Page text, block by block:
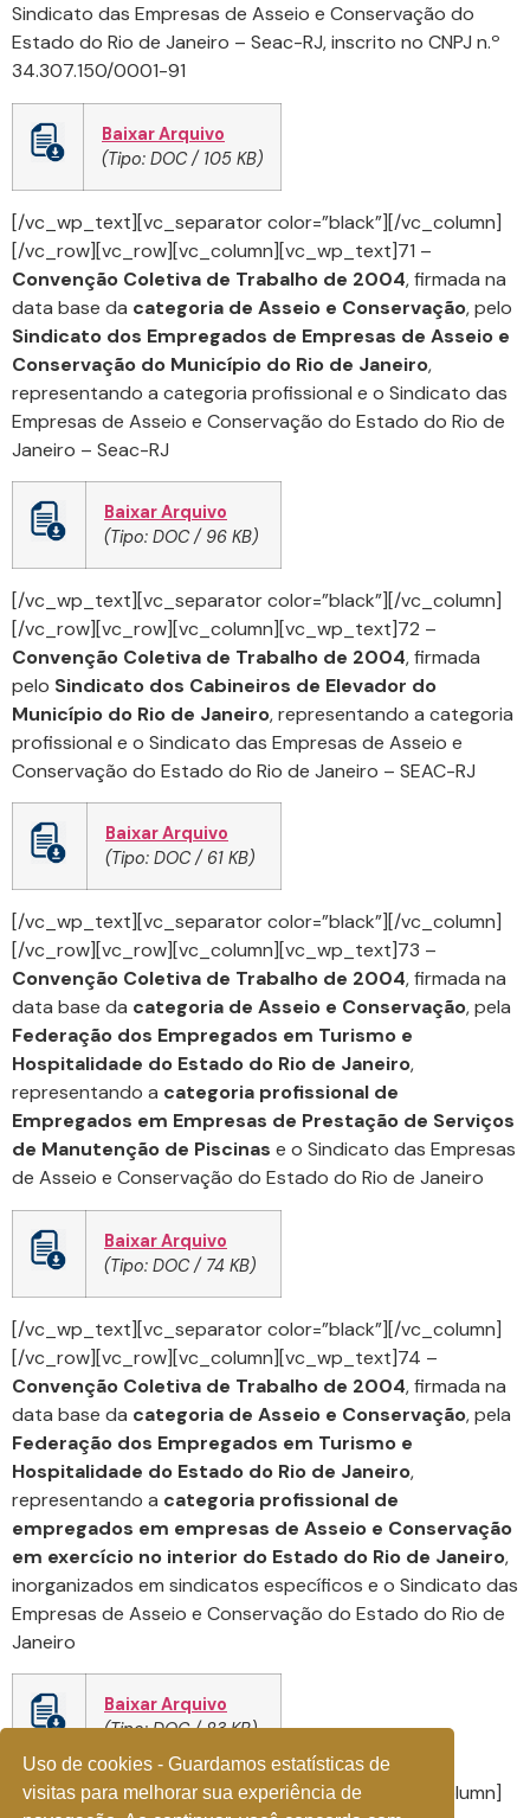
Sindicato das Empresas de Asseio e Conservação do
Estado do Rio de Janeiro – Seac-RJ, inscrito no CNPJ n.º
34.307.150/0001-91
Baixar Arquivo
(Tipo: DOC / 105 KB)
[/vc_wp_text][vc_separator color=”black”][/vc_column]
[/vc_row][vc_row][vc_column][vc_wp_text]71 –
Convenção Coletiva de Trabalho de 2004, firmada na
data base da categoria de Asseio e Conservação, pelo
Sindicato dos Empregados de Empresas de Asseio e
Conservação do Município do Rio de Janeiro,
representando a categoria profissional e o Sindicato das
Empresas de Asseio e Conservação do Estado do Rio de
Janeiro – Seac-RJ
Baixar Arquivo
(Tipo: DOC / 96 KB)
[/vc_wp_text][vc_separator color=”black”][/vc_column]
[/vc_row][vc_row][vc_column][vc_wp_text]72 –
Convenção Coletiva de Trabalho de 2004, firmada
pelo Sindicato dos Cabineiros de Elevador do
Município do Rio de Janeiro, representando a categoria
profissional e o Sindicato das Empresas de Asseio e
Conservação do Estado do Rio de Janeiro – SEAC-RJ
Baixar Arquivo
(Tipo: DOC / 61 KB)
[/vc_wp_text][vc_separator color=”black”][/vc_column]
[/vc_row][vc_row][vc_column][vc_wp_text]73 –
Convenção Coletiva de Trabalho de 2004, firmada na
data base da categoria de Asseio e Conservação, pela
Federação dos Empregados em Turismo e
Hospitalidade do Estado do Rio de Janeiro,
representando a categoria profissional de
Empregados em Empresas de Prestação de Serviços
de Manutenção de Piscinas e o Sindicato das Empresas
de Asseio e Conservação do Estado do Rio de Janeiro
Baixar Arquivo
(Tipo: DOC / 74 KB)
[/vc_wp_text][vc_separator color=”black”][/vc_column]
[/vc_row][vc_row][vc_column][vc_wp_text]74 –
Convenção Coletiva de Trabalho de 2004, firmada na
data base da categoria de Asseio e Conservação, pela
Federação dos Empregados em Turismo e
Hospitalidade do Estado do Rio de Janeiro,
representando a categoria profissional de
empregados em empresas de Asseio e Conservação
em exercício no interior do Estado do Rio de Janeiro,
inorganizados em sindicatos específicos e o Sindicato das
Empresas de Asseio e Conservação do Estado do Rio de
Janeiro
Baixar Arquivo
(Tipo: DOC / 83 KB)
[/vc_wp_text][vc_separator color=”black”][/vc_column]
Uso de cookies - Guardamos estatísticas de
visitas para melhorar sua experiência de